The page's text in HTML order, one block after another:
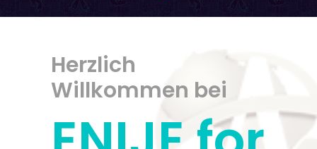
Herzlich
Willkommen bei